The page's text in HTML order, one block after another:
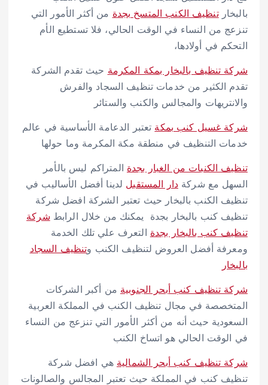
بالبخارتنظيف الكنب المتسخ بجدة من أكثر الأمور التي
تنزعج من النساء في الوقت الحالي، فلا تستطيع الأم
التحكم في أولادها،
شركة تنظيف بالبخار بمكة المكرمة حيث تقدم الشركة
تقدم الكثير من خدمات تنظيف السجاد والفرش
والانتريهات والمجالس والكنب والستائر
شركة غسيل كنب بمكة تعتبر الدعامة الأساسية في عالم
خدمات التنظيف في منطقة مكة المكرمة وما حولها
تنظيف الكنبات من الغبار بجدة المتراكم ليس بالأمر
السهل مع شركةدار المستقبل لدينا أفضل الأساليب في
تنظيف الكنب بالبخار حيث تعتبر الشركة افضل شركة
تنظيف كنب بالبخار بجدة يمكنك من خلال الرابط شركة
تنظيف كنب بالبخار بجدة التعرف علي تلك الخدمة
ومعرفة أفضل العروض لتنظيف الكنب وتنظيف السجاد
بالبخار
شركة تنظيف كنب أبحر الجنوبية من أكبر الشركات
المتخصصة في مجال تنظيف الكنب في المملكة العربية
السعودية حيث أنه من أكثر الأمور التي تنزعج من النساء
في الوقت الحالي هو اتساخ الكنب
شركة تنظيف كنب أبحر الشمالية هي افضل شركة
تنظيف كنب في المملكة حيث تعتبر المجالس والصالونات